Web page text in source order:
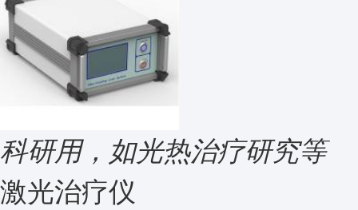
科研用，如光热治疗研究等
激光治疗仪